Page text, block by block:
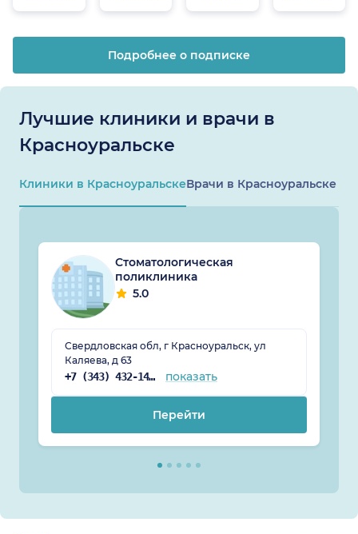
Подробнее о подписке
Лучшие клиники и врачи в
Красноуральске
Клиники в КрасноуральскеВрачи в Красноуральске
Стоматологическая
поликлиника
5.0
Свердловская обл, г Красноуральск, ул
Каляева, д 63
+7 (343) 432-14-18 показать
Перейти